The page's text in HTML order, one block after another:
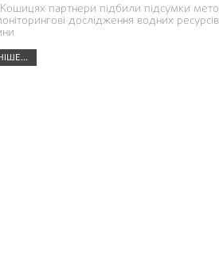
партнери підбили підсумки
дослідження водних